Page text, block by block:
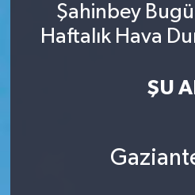
Şahinbey
Haftalık Hava
ŞU
Türkiye
Haber Arşivi